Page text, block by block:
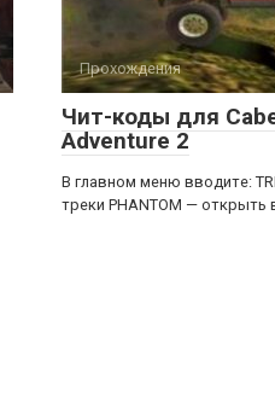
Прохождения
Чит-коды для
Adventure 2
В главном меню вводите:
треки PHANTOM — открыть